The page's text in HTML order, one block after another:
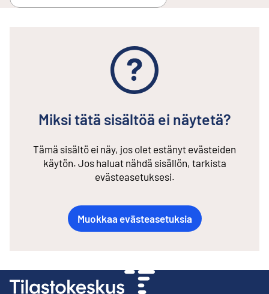
Miksi tätä sisältöä ei näytetä?
Tämä sisältö ei näy, jos olet estänyt evästeiden
käytön. Jos haluat nähdä sisällön, tarkista
evästeasetuksesi.
Muokkaa evästeasetuksia